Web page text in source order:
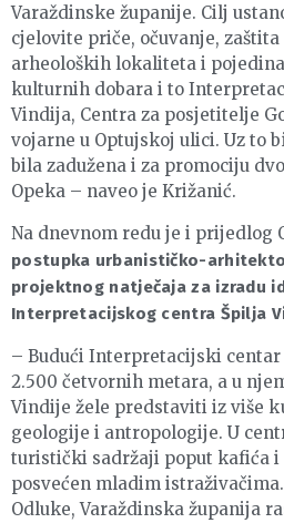
Varaždinske županije. Cilj
cjelovite priče, očuvanje,
arheoloških lokaliteta i
kulturnih dobara i to
Vindija, Centra za posjetitelje
vojarne u Optujskoj ulici. Uz to
bila zadužena i za promociju
Opeka – naveo je Križanić.
Na dnevnom redu je i prijedlog
postupka urbanističko-
projektnog natječaja za izradu
Interpretacijskog centra Špilja
– Budući Interpretacijski
2.500 četvornih metara, a u
Vindije žele predstaviti iz više
geologije i antropologije. U
turistički sadržaji poput kafića
posvećen mladim
Odluke, Varaždinska županija